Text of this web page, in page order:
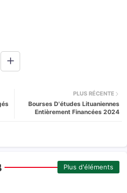
PLUS RÉCENTE
Bourses D'études Lituaniennes
Entièrement Financées 2024
Plus d'éléments